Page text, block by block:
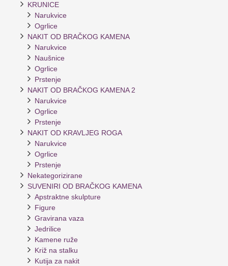
KRUNICE
Narukvice
Ogrlice
NAKIT OD BRAČKOG KAMENA
Narukvice
Naušnice
Ogrlice
Prstenje
NAKIT OD BRAČKOG KAMENA 2
Narukvice
Ogrlice
Prstenje
NAKIT OD KRAVLJEG ROGA
Narukvice
Ogrlice
Prstenje
Nekategorizirane
SUVENIRI OD BRAČKOG KAMENA
Apstraktne skulpture
Figure
Gravirana vaza
Jedrilice
Kamene ruže
Križ na stalku
Kutija za nakit